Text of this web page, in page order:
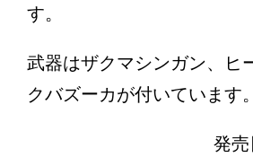
す。
武器はザクマシンガン、ヒ
クバズーカが付いています。
発